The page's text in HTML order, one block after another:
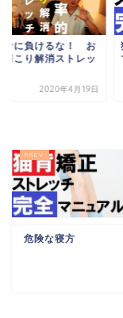
ナに負けるな！ お
肩こり解消ストレッ
2020年4月19日
危険な寝方